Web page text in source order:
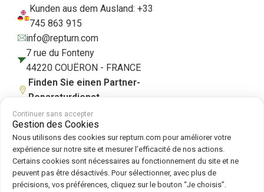
Kunden aus dem Ausland: +33
745 863 915
info@repturn.com
7 rue du Fonteny
44220 COUËRON - FRANCE
Finden Sie einen Partner-
Reparaturdienst
AGB|Impressum|Datenschutzerklärung|Cookies|Cookie-Richtlinie
Folgen Sie uns auf :
Continuer sans accepter
Gestion des Cookies
Nous utilisons des cookies sur repturn.com pour améliorer votre
expérience sur notre site et mesurer l’efficacité de nos actions.
Certains cookies sont nécessaires au fonctionnement du site et ne
peuvent pas être désactivés. Pour sélectionner, avec plus de
précisions, vos préférences, cliquez sur le bouton “Je choisis”.